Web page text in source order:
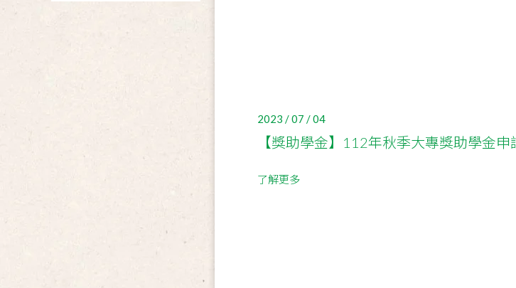
2023 / 07 / 04
【獎助學金】112年秋季大專獎助學金申
了解更多